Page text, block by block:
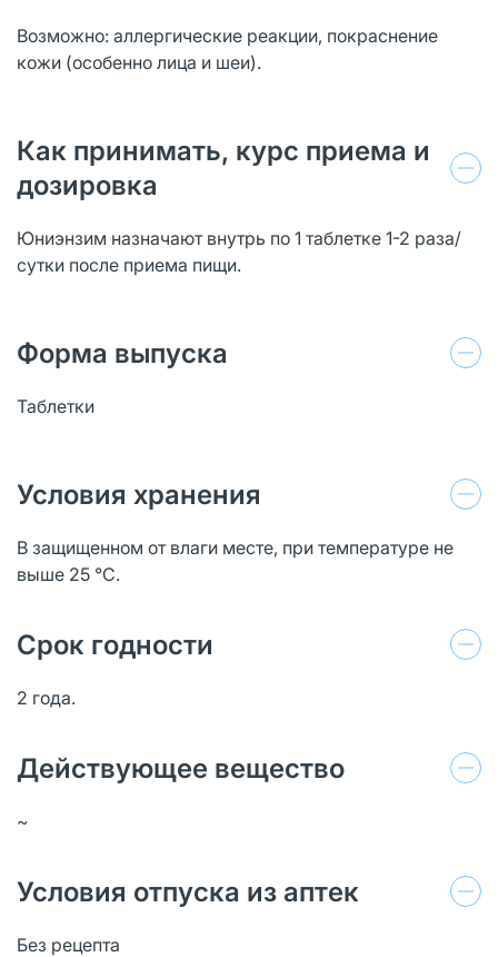
Возможно: аллергические реакции, покраснение
кожи (особенно лица и шеи).
Как принимать, курс приема и
дозировка
Юниэнзим назначают внутрь по 1 таблетке 1-2 раза/
сутки после приема пищи.
Форма выпуска
Таблетки
Условия хранения
В защищенном от влаги месте, при температуре не
выше 25 °C.
Срок годности
2 года.
Действующее вещество
~
Условия отпуска из аптек
Без рецепта